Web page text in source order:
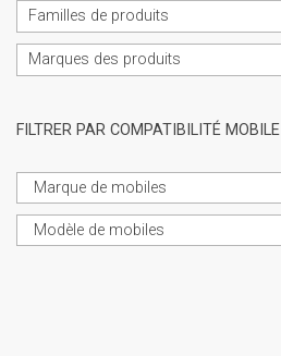
Marques des produits
Familles de produits
FILTRER PAR COMPATIBILITÉ MOBILE
Marque de mobiles
Modèle de mobiles